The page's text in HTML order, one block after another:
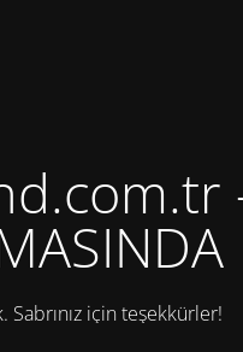
Sabrınız için teşekkürler!